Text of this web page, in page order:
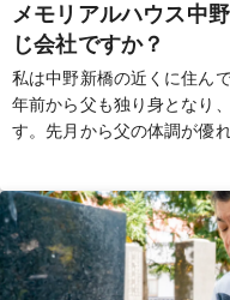
メモリアルハウス中
じ会社ですか？
私は中野新橋の近くに住ん
年前から父も独り身となり
す。先月から父の体調が優
う葬儀社があります。以前
摩という会社があって、な
じ会社なのでしょうか？ど
見る